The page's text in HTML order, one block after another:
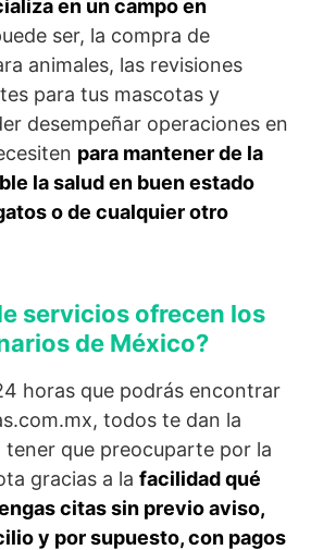
en un campo en
ser, la compra de
animales, las revisiones
para tus mascotas y
desempeñar operaciones en
para mantener de la
la salud en buen estado
o de cualquier otro
servicios ofrecen los
de México?
horas que podrás encontrar
todos te dan la
que preocuparte por la
gracias a la facilidad qué
citas sin previo aviso,
y por supuesto, con pagos